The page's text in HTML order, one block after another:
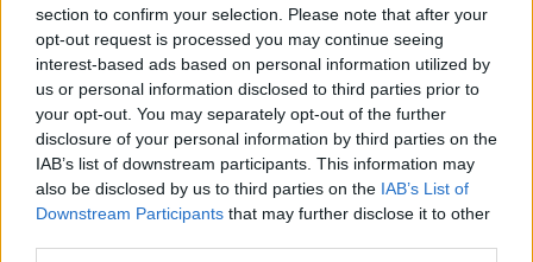
section to confirm your selection. Please note that after your
opt-out request is processed you may continue seeing
interest-based ads based on personal information utilized by
us or personal information disclosed to third parties prior to
your opt-out. You may separately opt-out of the further
disclosure of your personal information by third parties on the
IAB’s list of downstream participants. This information may
also be disclosed by us to third parties on the IAB’s List of
Downstream Participants that may further disclose it to other
Νέος υπουργός Οικονομικών θα αναλάβει ο
Κωστής Χατζηδάκης(που στο παρελθόν
ανέλαβε δύο δύσκολες αποστολές στα
υπουργεία Ενέργειας και Εργασίας) και
αναπληρωτής υπουργός οΝίκος
Παπαθανάσης. Σύμφωνα με πληροφορίες ο
Θόδωρος Σκυλακάκηςθα πάει στο υπουργείο